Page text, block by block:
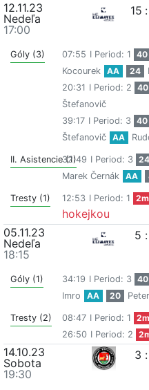
12.11.23
Nedeľa
17:00
15 :
Góly (3) 07:55 I Period: 1 40
Kocourek
AA 24
20:31 I Period: 2 40
Štefanovič
39:17 I Period: 3 40
Štefanovič
AA
II. Asistencie (1)
32:49 I Period: 3 24
Marek Černák
AA
Tresty (1) 12:53 I Period: 1
hokejkou
05.11.23
Nedeľa
18:15
5 :
Góly (1) 34:19 I Period: 3 40
Imro
AA 20
Tresty (2) 08:47 I Period: 1
26:50 I Period: 2
14.10.23
Sobota
19:30
3 :